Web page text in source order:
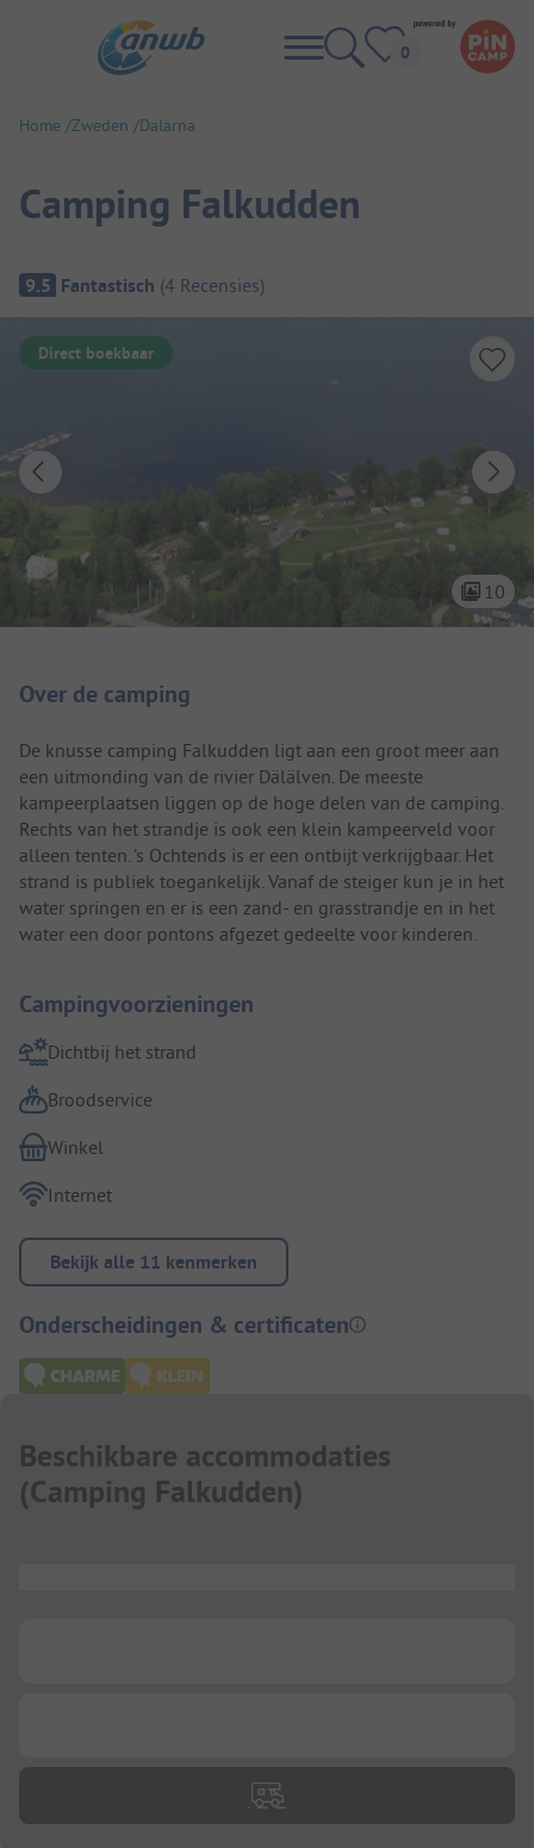
Home Zweden Dalarna
Camping Falkudden
Camping overzicht
9.5 Fantastisch (4 Recensies)
Direct boekbaar
10
Over de camping
De knusse camping Falkudden ligt aan een groot meer aan
een uitmonding van de rivier Dälälven. De meeste
kampeerplaatsen liggen op de hoge delen van de camping.
Rechts van het strandje is ook een klein kampeerveld voor
alleen tenten. ’s Ochtends is er een ontbijt verkrijgbaar. Het
strand is publiek toegankelijk. Vanaf de steiger kun je in het
water springen en er is een zand- en grasstrandje en in het
water een door pontons afgezet gedeelte voor kinderen.
Campingvoorzieningen
Dichtbij het strand
Broodservice
Winkel
Internet
Bekijk alle 11 kenmerken
Onderscheidingen & certificaten
Beschikbare accommodaties
(Camping Falkudden)